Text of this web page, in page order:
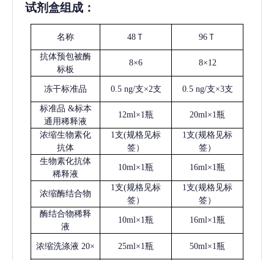
试剂盒组成：
名称 48Ｔ 96Ｔ
抗体预包被酶
标板
8×6 8×12
冻干标准品 0.5 ng/支×2支 0.5 ng/支×3支
标准品 &标本
通用稀释液
12ml×1瓶 20ml×1瓶
浓缩生物素化
抗体
1支(规格见标
签）
1支(规格见标
签）
生物素化抗体
稀释液
10ml×1瓶 16ml×1瓶
浓缩酶结合物
1支(规格见标
签）
1支(规格见标
签）
酶结合物稀释
液
10ml×1瓶 16ml×1瓶
浓缩洗涤液 20× 25ml×1瓶 50ml×1瓶